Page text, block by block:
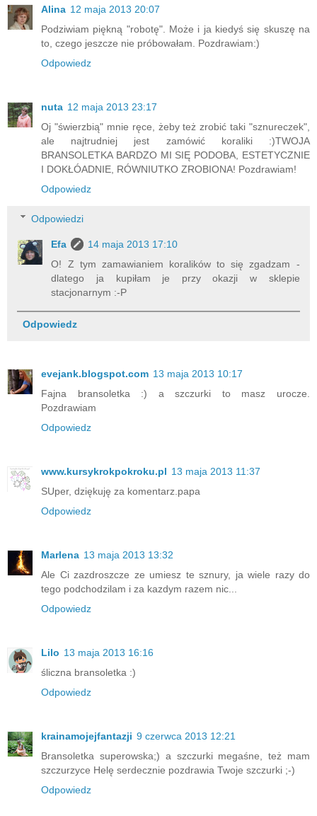
Alina 12 maja 2013 20:07
Podziwiam piękną "robotę". Może i ja kiedyś się skuszę na
to, czego jeszcze nie próbowałam. Pozdrawiam:)
Odpowiedz
nuta 12 maja 2013 23:17
Oj "świerzbią" mnie ręce, żeby też zrobić taki "sznureczek",
ale najtrudniej jest zamówić koraliki :)TWOJA
BRANSOLETKA BARDZO MI SIĘ PODOBA, ESTETYCZNIE
I DOKŁÓADNIE, RÓWNIUTKO ZROBIONA! Pozdrawiam!
Odpowiedz
Odpowiedzi
Efa
14 maja 2013 17:10
O! Z tym zamawianiem koralików to się zgadzam -
dlatego ja kupiłam je przy okazji w sklepie
stacjonarnym :-P
Odpowiedz
evejank.blogspot.com 13 maja 2013 10:17
Fajna bransoletka :) a szczurki to masz urocze.
Pozdrawiam
Odpowiedz
www.kursykrokpokroku.pl 13 maja 2013 11:37
SUper, dziękuję za komentarz.papa
Odpowiedz
Marlena 13 maja 2013 13:32
Ale Ci zazdroszcze ze umiesz te sznury, ja wiele razy do
tego podchodzilam i za kazdym razem nic...
Odpowiedz
Lilo 13 maja 2013 16:16
śliczna bransoletka :)
Odpowiedz
krainamojejfantazji 9 czerwca 2013 12:21
Bransoletka superowska;) a szczurki megaśne, też mam
szczurzyce Helę serdecznie pozdrawia Twoje szczurki ;-)
Odpowiedz